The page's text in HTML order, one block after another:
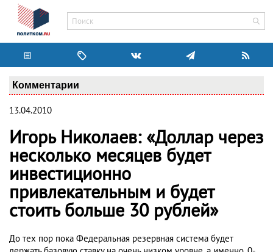
Комментарии
13.04.2010
Игорь Николаев: «Доллар через
несколько месяцев будет
инвестиционно
привлекательным и будет
стоить больше 30 рублей»
До тех пор пока Федеральная резервная система будет